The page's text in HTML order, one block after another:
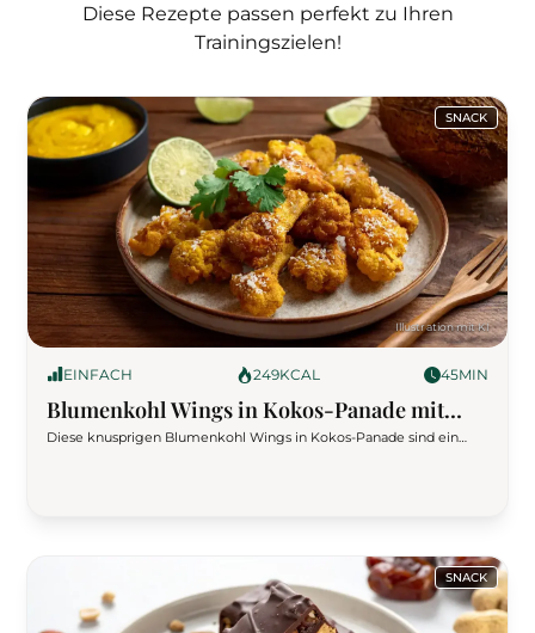
Diese Rezepte passen perfekt zu Ihren
Trainingszielen!
SNACK
EINFACH 249KCAL 45MIN
Blumenkohl Wings in Kokos-Panade mit
Mango-Curry-Dip
Diese knusprigen Blumenkohl Wings in Kokos-Panade sind ein
SNACK